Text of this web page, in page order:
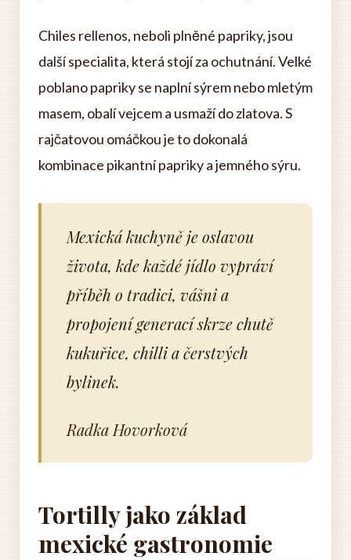
Chiles rellenos, neboli plněné papriky, jsou
další specialita, která stojí za ochutnání. Velké
poblano papriky se naplní sýrem nebo mletým
masem, obalí vejcem a usmaží do zlatova. S
rajčatovou omáčkou je to dokonalá
kombinace pikantní papriky a jemného sýru.
Mexická kuchyně je oslavou
života, kde každé jídlo vypráví
příběh o tradici, vášni a
propojení generací skrze chutě
kukuřice, chilli a čerstvých
bylinek.
Radka Hovorková
Tortilly jako základ
mexické gastronomie